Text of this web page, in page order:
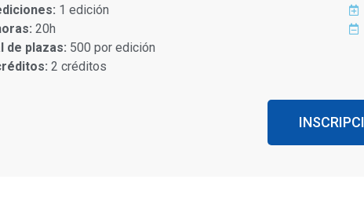
1 edición
20h
de plazas: 500 por edición
2 créditos